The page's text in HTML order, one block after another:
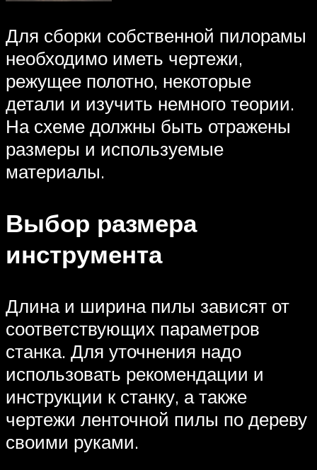
Для сборки собственной пилорамы
необходимо иметь чертежи,
режущее полотно, некоторые
детали и изучить немного теории.
На схеме должны быть отражены
размеры и используемые
материалы.
Выбор размера
инструмента
Длина и ширина пилы зависят от
соответствующих параметров
станка. Для уточнения надо
использовать рекомендации и
инструкции к станку, а также
чертежи ленточной пилы по дереву
своими руками.